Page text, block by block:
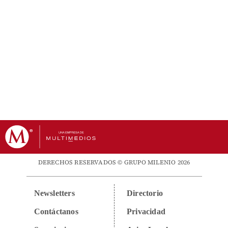
DERECHOS RESERVADOS © GRUPO MILENIO 2026
Newsletters
Contáctanos
Directorio
Privacidad